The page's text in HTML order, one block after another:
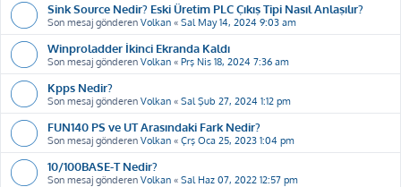
Sink Source Nedir? Eski Üretim PLC Çıkış Tipi Nasıl Anlaşılır?
Son mesaj gönderen Volkan « Sal May 14, 2024 9:03 am
Winproladder İkinci Ekranda Kaldı
Son mesaj gönderen Volkan « Prş Nis 18, 2024 7:36 am
Kpps Nedir?
Son mesaj gönderen Volkan « Sal Şub 27, 2024 1:12 pm
FUN140 PS ve UT Arasındaki Fark Nedir?
Son mesaj gönderen Volkan « Çrş Oca 25, 2023 1:04 pm
10/100BASE-T Nedir?
Son mesaj gönderen Volkan « Sal Haz 07, 2022 12:57 pm